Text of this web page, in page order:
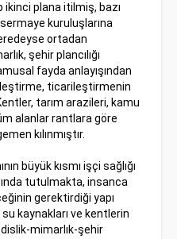
plana itilmiş, bazı
kuruluşlarına
ortadan
şehir plancılığı
fayda anlayışından
ticarileştirmenin
tarım arazileri, kamu
alanlar rantlara göre
kılınmıştır.
büyük kısmı işçi sağlığı
tutulmakta, insanca
gerektirdiği yapı
kaynakları ve kentlerin
mimarlık-şehir